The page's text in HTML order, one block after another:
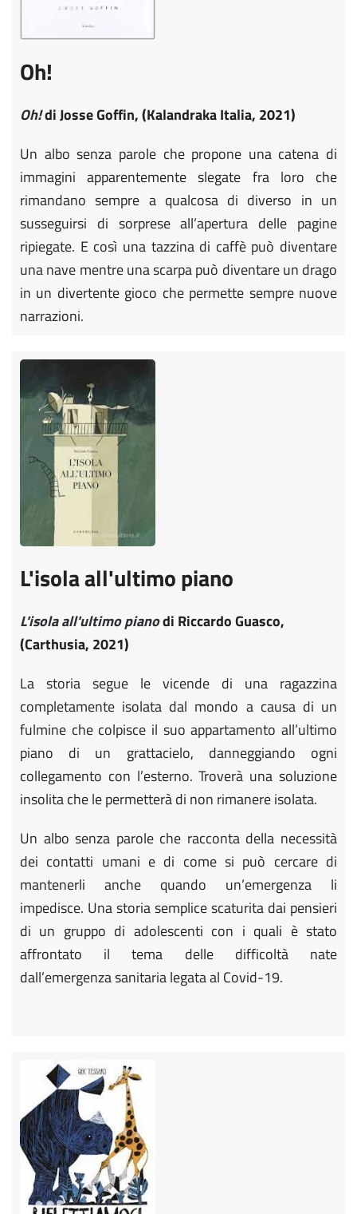
Oh!
Oh!di Josse Goffin, (Kalandraka Italia, 2021)
Un albo senza parole che propone una catena di
immagini apparentemente slegate fra loro che
rimandano sempre a qualcosa di diverso in un
susseguirsi di sorprese all’apertura delle pagine
ripiegate. E così una tazzina di caffè può diventare
una nave mentre una scarpa può diventare un drago
in un divertente gioco che permette sempre nuove
narrazioni.
L'isola all'ultimo piano
L'isola all'ultimo pianodi Riccardo Guasco,
(Carthusia, 2021)
La storia segue le vicende di una ragazzina
completamente isolata dal mondo a causa di un
fulmine che colpisce il suo appartamento all’ultimo
piano di un grattacielo, danneggiando ogni
collegamento con l’esterno. Troverà una soluzione
insolita che le permetterà di non rimanere isolata.
Un albo senza parole che racconta della necessità
dei contatti umani e di come si può cercare di
mantenerli anche quando un’emergenza li
impedisce. Una storia semplice scaturita dai pensieri
di un gruppo di adolescenti con i quali è stato
affrontato il tema delle difficoltà nate
dall’emergenza sanitaria legata al Covid-19.